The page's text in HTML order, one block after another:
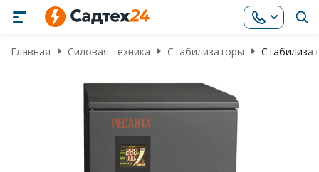
Главная Силовая техника Стабилизаторы